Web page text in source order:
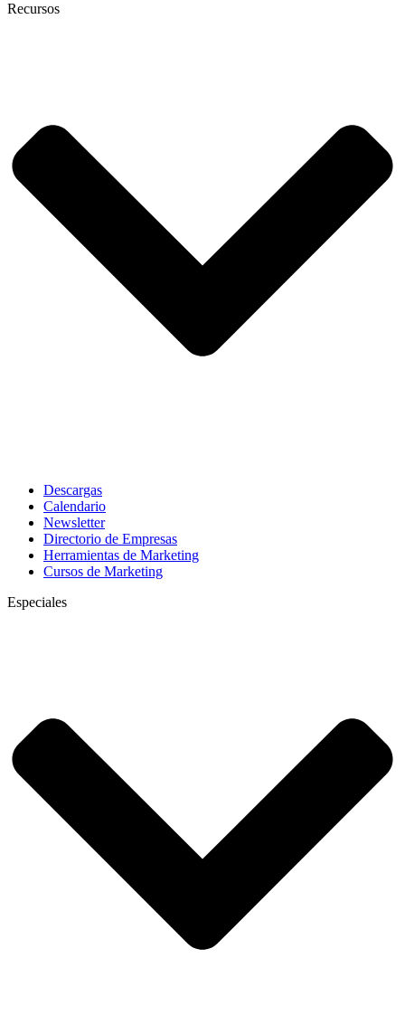
Recursos
Descargas
Calendario
Newsletter
Directorio de Empresas
Herramientas de Marketing
Cursos de Marketing
Especiales